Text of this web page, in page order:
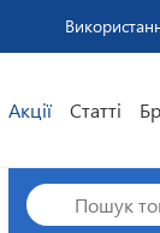
Акції Статті